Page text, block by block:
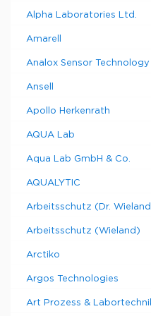
Alpha Laboratories Ltd.
Amarell
Analox Sensor Technology
Ansell
Apollo Herkenrath
AQUA Lab
Aqua Lab GmbH & Co.
AQUALYTIC
Arbeitsschutz (Dr.
Arbeitsschutz (Wieland)
Arctiko
Argos Technologies
Art Prozess &